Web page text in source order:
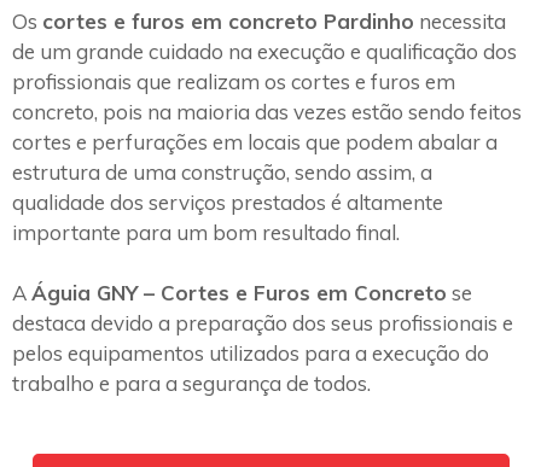
Os cortes e furos em concreto Pardinho necessita
de um grande cuidado na execução e qualificação dos
profissionais que realizam os cortes e furos em
concreto, pois na maioria das vezes estão sendo feitos
cortes e perfurações em locais que podem abalar a
estrutura de uma construção, sendo assim, a
qualidade dos serviços prestados é altamente
importante para um bom resultado final.
AÁguia GNY – Cortes e Furos em Concreto se
destaca devido a preparação dos seus profissionais e
pelos equipamentos utilizados para a execução do
trabalho e para a segurança de todos.